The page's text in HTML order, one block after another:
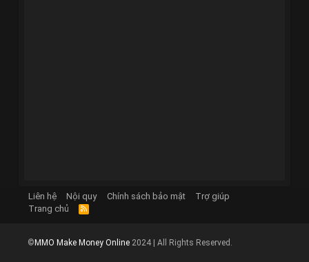
Liên hệ Nội quy Chính sách bảo mật
Trợ giúp
Trang chủ
R
S
© MMO Make Money Online 2024 | All Rights Reserved.